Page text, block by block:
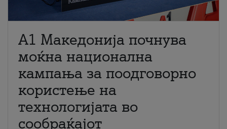
A1 Македонија почнува
моќна национална
кампања за поодговорно
користење на
технологијата во
сообраќајот